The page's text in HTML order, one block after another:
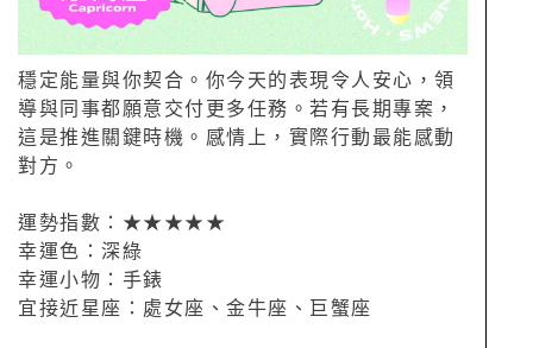
穩定能量與你契合。你今天的表現令人安心，領
導與同事都願意交付更多任務。若有長期專案，
這是推進關鍵時機。感情上，實際行動最能感動
對方。
運勢指數：★★★★★
幸運色：深綠
幸運小物：手錶
宜接近星座：處女座、金牛座、巨蟹座